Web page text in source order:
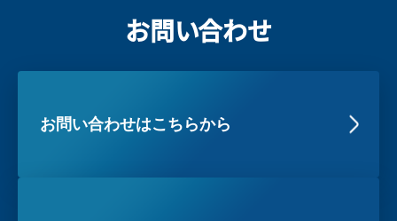
お問い合わせ
お問い合わせはこちらから